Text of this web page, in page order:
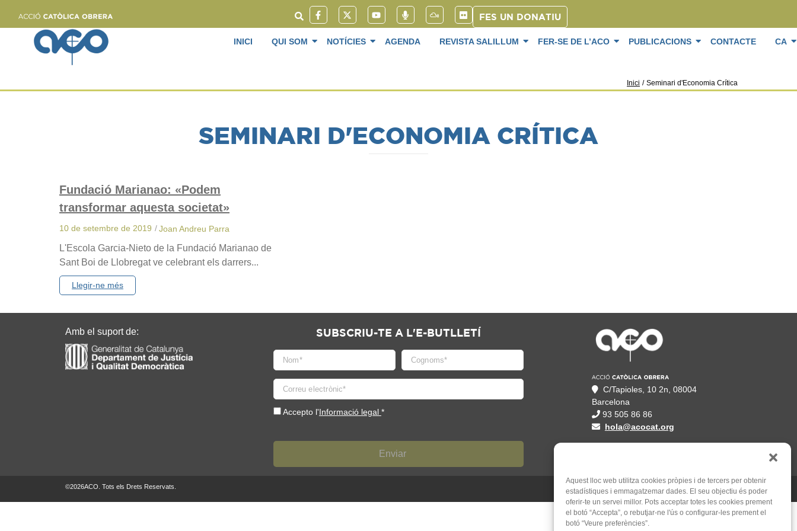
Aquest lloc web utilitza cookies pròpies i de tercers per obtenir
estadístiques i emmagatzemar dades. El seu objectiu és poder
oferir-te un servei millor. Pots acceptar totes les cookies prement
el botó “Accepta”, o rebutjar-ne l'ús o configurar-les prement el
botó “Veure preferències”.
FES UN DONATIU
INICI QUI SOM NOTÍCIES AGENDA REVISTA SALILLUM FER-SE DE L’ACO PUBLICACIONS CONTACTE CA
Inici / Seminari d'Economia Crítica
SEMINARI D'ECONOMIA CRÍTICA
Fundació Marianao: «Podem
transformar aquesta societat»
10 de setembre de 2019 /Joan Andreu Parra
L'Escola Garcia-Nieto de la Fundació Marianao de
Sant Boi de Llobregat ve celebrant els darrers...
Llegir-ne més
Amb el suport de: SUBSCRIU-TE A L'E-BUTLLETÍ
Accepto l'Informació legal *
C/Tapioles, 10 2n, 08004
Barcelona
93 505 86 86
hola@acocat.org
©2026ACO. Tots els Drets Reservats. Mauricio Mardones